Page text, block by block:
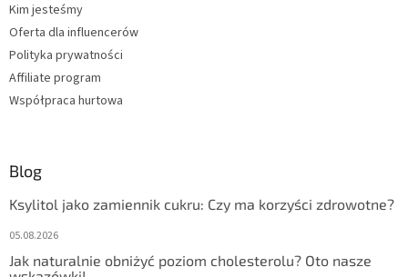
Kim jesteśmy
Oferta dla influencerów
Polityka prywatności
Affiliate program
Współpraca hurtowa
Blog
Ksylitol jako zamiennik cukru: Czy ma korzyści zdrowotne?
05.08.2026
Jak naturalnie obniżyć poziom cholesterolu? Oto nasze